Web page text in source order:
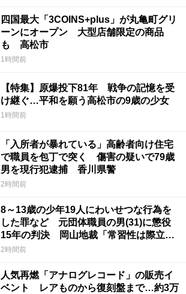
四国最大「3COINS+plus」が丸亀町グリ
ーンにオープン 大型店舗限定の商品
も 高松市
1時間前
【特集】原爆投下81年 戦争の記憶を受
け継ぐ…平和を願う高松市の9歳の少女
1時間前
「入所者が暴れている」高齢者向け住宅
で職員を包丁で突く 傷害の疑いで79歳
男を現行犯逮捕 香川県警
2時間前
8～13歳の少年19人にわいせつな行為を
した罪など 元団体職員の男(31)に懲役
15年の判決 岡山地裁「常習性は際立っ
ていて被害結果も非常に重い」
2時間前
人気再燃「アナログレコード」の販売イ
ベント レアものから復刻盤まで…約3万